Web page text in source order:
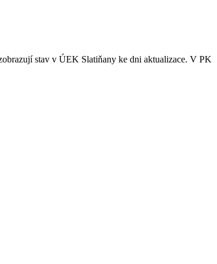
stav v ÚEK Slatiňany ke dni aktualizace. V PK